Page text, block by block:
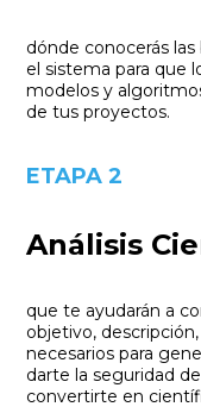
dónde conocerás
el sistema para que
modelos y
de tus proyectos.
ETAPA 2
Análisis
que te ayudarán a
objetivo,
necesarios para
darte la seguridad
convertirte en